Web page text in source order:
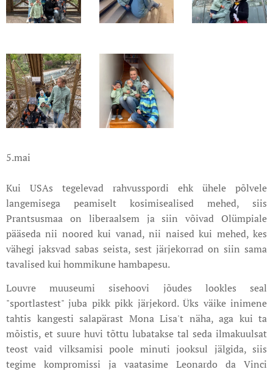
5.mai
Kui USAs tegelevad rahvusspordi ehk ühele põlvele
langemisega peamiselt kosimisealised mehed, siis
Prantsusmaa on liberaalsem ja siin võivad Olümpiale
pääseda nii noored kui vanad, nii naised kui mehed, kes
vähegi jaksvad sabas seista, sest järjekorrad on siin sama
tavalised kui hommikune hambapesu.
Louvre muuseumi sisehoovi jõudes lookles seal
"sportlastest" juba pikk pikk järjekord. Üks väike inimene
tahtis kangesti salapärast Mona Lisa't näha, aga kui ta
mõistis, et suure huvi tõttu lubatakse tal seda ilmakuulsat
teost vaid vilksamisi poole minuti jooksul jälgida, siis
tegime kompromissi ja vaatasime Leonardo da Vinci